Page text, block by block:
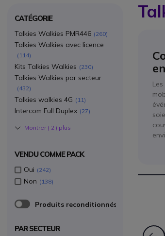
CATÉGORIE
Talkies Walkies PMR446 260
Talkies Walkies avec licence
114
Kits Talkies Walkies 230
Talkies Walkies par secteur
432
Talkies walkies 4G 11
Intercom Full Duplex 27
Montrer ( 2 ) plus
VENDU COMME PACK
Oui 242
Non 138
Produits reconditionnés
PAR SECTEUR